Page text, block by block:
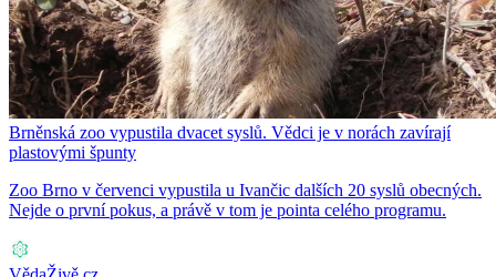
Brněnská zoo vypustila dvacet syslů. Vědci je v norách zavírají
plastovými špunty
Zoo Brno v červenci vypustila u Ivančic dalších 20 syslů obecných.
Nejde o první pokus, a právě v tom je pointa celého programu.